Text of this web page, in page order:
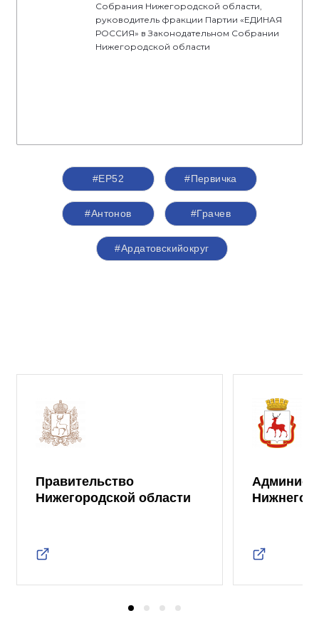
Собрания Нижегородской области,
руководитель фракции Партии «ЕДИНАЯ
РОССИЯ» в Законодательном Собрании
Нижегородской области
#ЕР52 #Первичка
#Антонов #Грачев
#Ардатовскийокруг
Правительство
Нижегородской области
Нижнего